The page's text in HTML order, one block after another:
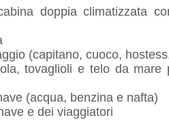
doppia climatizzata
(capitano, cuoco,
tovaglioli e telo da mare
(acqua, benzina e nafta)
e dei viaggiatori